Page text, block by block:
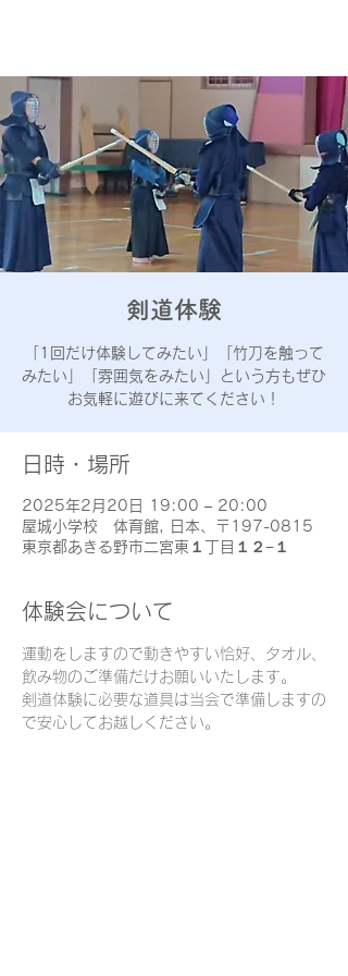
剣道体験
「1回だけ体験してみたい」「竹刀を触って
みたい」「雰囲気をみたい」という方もぜひ
お気軽に遊びに来てください！
日時・場所
2025年2月20日 19:00 – 20:00
屋城小学校 体育館, 日本、〒197-0815
東京都あきる野市二宮東１丁目１２−１
体験会について
運動をしますので動きやすい恰好、タオル、
飲み物のご準備だけお願いいたします。
剣道体験に必要な道具は当会で準備しますの
で安心してお越しください。